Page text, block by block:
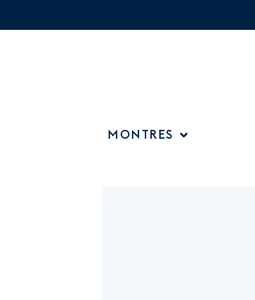
MONTRES